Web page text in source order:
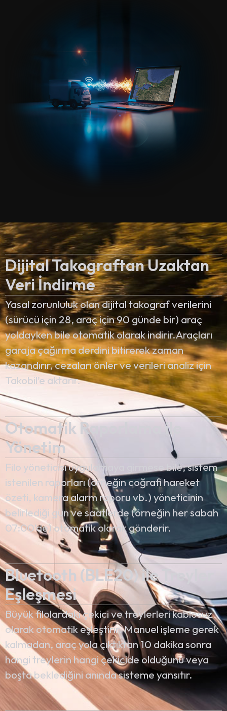
Dijital Takograftan Uzaktan
Veri İndirme
Yasal zorunluluk olan dijital takograf verilerini
(sürücü için 28, araç için 90 günde bir) araç
yoldayken bile otomatik olarak indirir.Araçları
garaja çağırma derdini bitirerek zaman
kazandırır, cezaları önler ve verileri analiz için
Takobil’e aktarır.
Otomatik Raporlama ile
Yönetim
Filo yöneticisi uygulamaya girmese bile; sistem
istenilen raporları (örneğin coğrafi hareket
özeti, kamera alarm raporu vb.) yöneticinin
belirlediği gün ve saatlerde (örneğin her sabah
07:00’de) otomatik olarak gönderir.
Bluetooth (BLE20) ile Treyler
Eşleşmesi
Büyük filolardaki çekici ve treylerleri kablosuz
olarak otomatik eşleştirir. Manuel işleme gerek
kalmadan, araç yola çıktıktan 10 dakika sonra
hangi treylerin hangi çekicide olduğunu veya
boşta beklediğini anında sisteme yansıtır.